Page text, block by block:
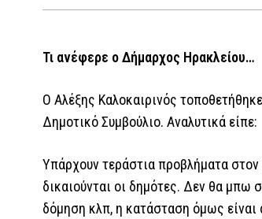
Τι ανέφερε ο Δήμαρχος Ηρακλείου…
Ο Αλέξης Καλοκαιρινός
Δημοτικό Συμβούλιο. Αναλυτικά είπε:
Υπάρχουν τεράστια προβλήματα
δικαιούνται οι δημότες. Δεν θα μπω
δόμηση κλπ, η κατάσταση όμως είναι